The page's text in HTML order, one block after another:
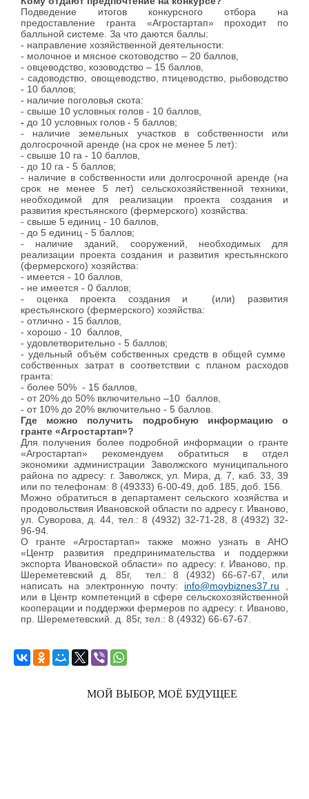
Подведение итогов конкурсного отбора на
предоставление гранта «Агростартап» проходит по
балльной системе. За что даются баллы:
- направление хозяйственной деятельности:
- молочное и мясное скотоводство – 20 баллов,
- овцеводство, козоводство – 15 баллов,
- садоводство, овощеводство, птицеводство, рыбоводство
- 10 баллов;
- наличие поголовья скота:
- свыше 10 условных голов - 10 баллов,
- до 10 условных голов - 5 баллов;
- наличие земельных участков в собственности или
долгосрочной аренде (на срок не менее 5 лет):
- свыше 10 га - 10 баллов,
- до 10 га - 5 баллов;
- наличие в собственности или долгосрочной аренде (на
срок не менее 5 лет) сельскохозяйственной техники,
необходимой для реализации проекта создания и
развития крестьянского (фермерского) хозяйства:
- свыше 5 единиц - 10 баллов,
- до 5 единиц - 5 баллов;
- наличие зданий, сооружений, необходимых для
реализации проекта создания и развития крестьянского
(фермерского) хозяйства:
- имеется - 10 баллов,
- не имеется - 0 баллов;
- оценка проекта создания и (или) развития
крестьянского (фермерского) хозяйства:
- отлично - 15 баллов,
- хорошо - 10 баллов,
- удовлетворительно - 5 баллов;
- удельный объём собственных средств в общей сумме
собственных затрат в соответствии с планом расходов
гранта:
- более 50% - 15 баллов,
- от 20% до 50% включительно –10 баллов,
- от 10% до 20% включительно - 5 баллов.
Где можно получить подробную информацию о
гранте «Агростартап»?
Для получения более подробной информации о гранте
«Агростартап» рекомендуем обратиться в отдел
экономики администрации Заволжского муниципального
района по адресу: г. Заволжск, ул. Мира, д. 7, каб. 33, 39
или по телефонам: 8 (49333) 6-00-49, доб. 185, доб. 156.
Можно обратиться в департамент сельского хозяйства и
продовольствия Ивановской области по адресу г. Иваново,
ул. Суворова, д. 44, тел.: 8 (4932) 32-71-28, 8 (4932) 32-
96-94.
О гранте «Агростартап» также можно узнать в АНО
«Центр развития предпринимательства и поддержки
экспорта Ивановской области» по адресу: г. Иваново, пр.
Шереметевский д. 85г, тел.: 8 (4932) 66-67-67, или
написать на электронную почту: info@moybiznes37.ru ,
или в Центр компетенций в сфере сельскохозяйственной
кооперации и поддержки фермеров по адресу: г. Иваново,
пр. Шереметевский. д. 85г, тел.: 8 (4932) 66-67-67.
МОЙ ВЫБОР, МОЁ БУДУЩЕЕ